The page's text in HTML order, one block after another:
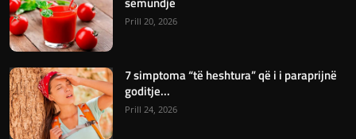
Prill 20, 2026
7 simptoma “të heshtura” që i i paraprijnë
goditje...
Prill 24, 2026